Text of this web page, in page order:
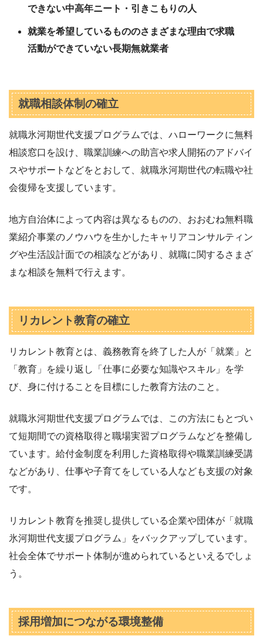
できない中高年ニート・引きこもりの人
就業を希望しているもののさまざまな理由で求職
活動ができていない長期無就業者
就職相談体制の確立
就職氷河期世代支援プログラムでは、ハローワークに無料
相談窓口を設け、職業訓練への助言や求人開拓のアドバイ
スやサポートなどをとおして、就職氷河期世代の転職や社
会復帰を支援しています。
地方自治体によって内容は異なるものの、おおむね無料職
業紹介事業のノウハウを生かしたキャリアコンサルティン
グや生活設計面での相談などがあり、就職に関するさまざ
まな相談を無料で行えます。
リカレント教育の確立
リカレント教育とは、義務教育を終了した人が「就業」と
「教育」を繰り返し「仕事に必要な知識やスキル」を学
び、身に付けることを目標にした教育方法のこと。
就職氷河期世代支援プログラムでは、この方法にもとづい
て短期間での資格取得と職場実習プログラムなどを整備し
ています。給付金制度を利用した資格取得や職業訓練受講
などがあり、仕事や子育てをしている人なども支援の対象
です。
リカレント教育を推奨し提供している企業や団体が「就職
氷河期世代支援プログラム」をバックアップしています。
社会全体でサポート体制が進められているといえるでしょ
う。
採用増加につながる環境整備